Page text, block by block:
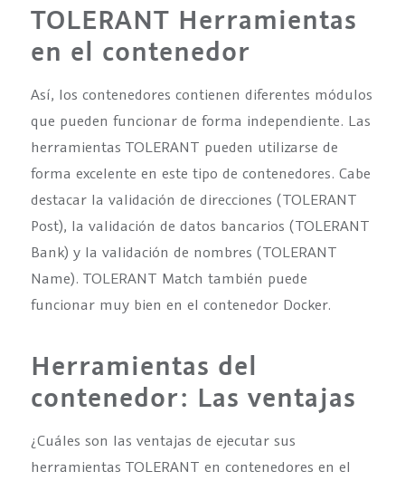
TOLERANT Herramientas
en el contenedor
Así, los contenedores contienen diferentes módulos
que pueden funcionar de forma independiente. Las
herramientas TOLERANT pueden utilizarse de
forma excelente en este tipo de contenedores. Cabe
destacar la validación de direcciones (TOLERANT
Post), la validación de datos bancarios (TOLERANT
Bank) y la validación de nombres (TOLERANT
Name). TOLERANT Match también puede
funcionar muy bien en el contenedor Docker.
Herramientas del
contenedor: Las ventajas
¿Cuáles son las ventajas de ejecutar sus
herramientas TOLERANT en contenedores en el